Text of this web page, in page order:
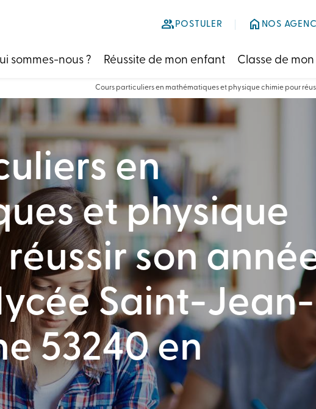
group POSTULER home NOS
sommes-nous ? Réussite de mon enfant Classe de
Cours particuliers en mathématiques et physique chimie pour
en
et physique
son
Saint-Jean-
53240 en